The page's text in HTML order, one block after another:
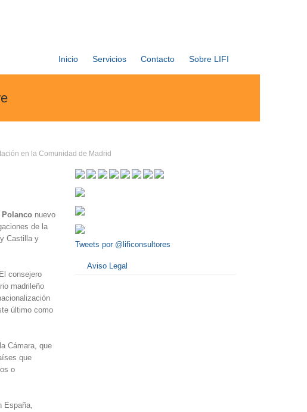
Inicio Servicios Contacto Sobre LIFI
en la Comunidad de Madrid
nuevo
de la
Castilla y
consejero
madrileño
último como
Cámara, que
que
o
España,
Tweets por @lificonsultores
Aviso Legal